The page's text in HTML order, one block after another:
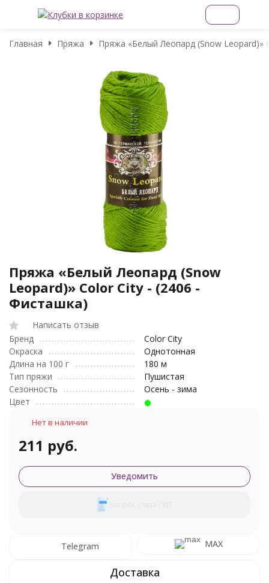
Главная Пряжа Пряжа «Белый Леопард (Snow Leopard)»
Пряжа «Белый Леопард (Snow
Leopard)» Color City - (2406 -
Фисташка)
Написать отзыв
Бренд
Color City
Окраска
Однотонная
Длина на 100 г
180 м
Тип пряжи
Пушистая
Сезонность
Осень - зима
Цвет
Нет в наличии
211 руб.
Уведомить
Telegram MAX